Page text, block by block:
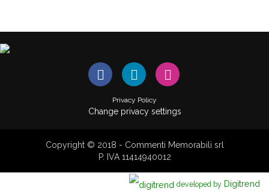
Privacy Policy
Change privacy settings
Copyright © 2018 - Commenti Memorabili srl
P. IVA 11414940012
developed by Digitrend